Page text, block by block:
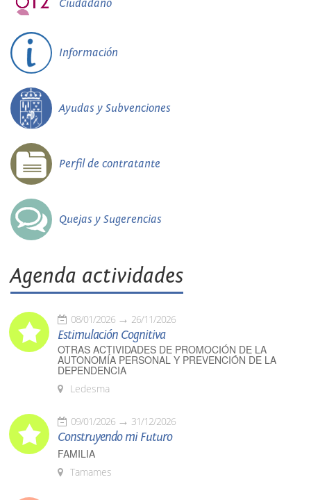
Ciudadano
Información
Ayudas y Subvenciones
Perfil de contratante
Quejas y Sugerencias
Agenda actividades
08/01/2026 26/11/2026
Estimulación Cognitiva
OTRAS ACTIVIDADES DE PROMOCIÓN DE LA
AUTONOMÍA PERSONAL Y PREVENCIÓN DE LA
DEPENDENCIA
Ledesma
09/01/2026 31/12/2026
Construyendo mi Futuro
FAMILIA
Tamames